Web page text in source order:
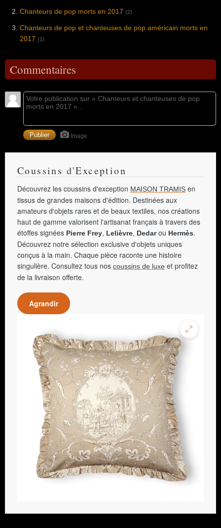
Chanteurs de pop morts en 2017 (2)
Chanteurs de pop et chanteuses de pop américain morts en
2017 (1)
Commentaires
Image
Coussins d'Exception
Découvrez les coussins d'exception MAISON TRAMIS en
tissus de grandes maisons d'édition. Destinées aux
amateurs d'objets rares et de beaux textiles, nos créations
haut de gamme valorisent l'artisanat français à travers des
étoffes signées Pierre Frey, Lelièvre, Dedarou Hermès.
Découvrez notre sélection exclusive d'objets uniques
conçus à la main. Chaque pièce raconte une histoire
singulière. Consultez tous nos coussins de luxe et profitez
de la livraison offerte.
Agrandir